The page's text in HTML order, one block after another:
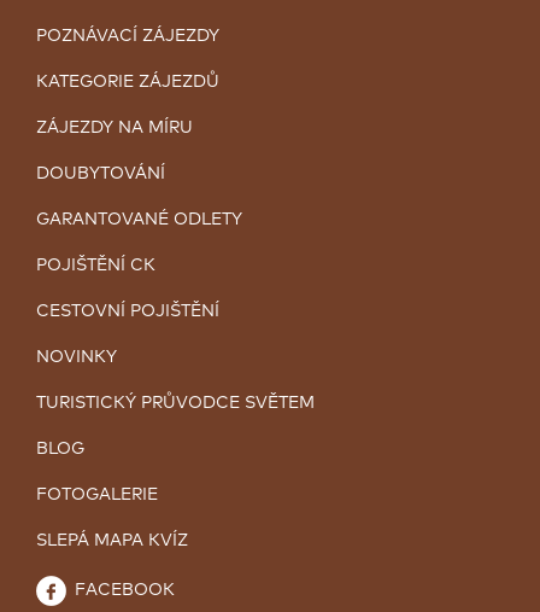
POZNÁVACÍ ZÁJEZDY
KATEGORIE ZÁJEZDŮ
ZÁJEZDY NA MÍRU
DOUBYTOVÁNÍ
GARANTOVANÉ ODLETY
POJIŠTĚNÍ CK
CESTOVNÍ POJIŠTĚNÍ
NOVINKY
TURISTICKÝ PRŮVODCE SVĚTEM
BLOG
FOTOGALERIE
SLEPÁ MAPA KVÍZ
FACEBOOK